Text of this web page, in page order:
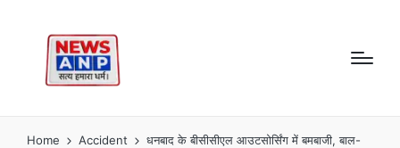
Home Accident
धनबाद के बीसीसीएल आउटसोर्सिंग में बमबाजी, बाल-